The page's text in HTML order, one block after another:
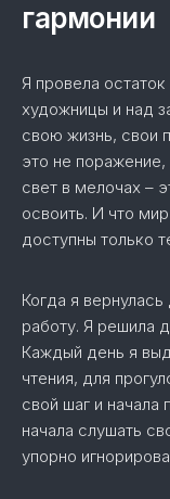
гармонии
Я провела
художницы и над
свою жизнь, свои
это не
свет в мелочах –
освоить. И что
доступны только
Когда я
работу. Я решила
Каждый день я
чтения, для
свой шаг и начала
начала слушать
упорно